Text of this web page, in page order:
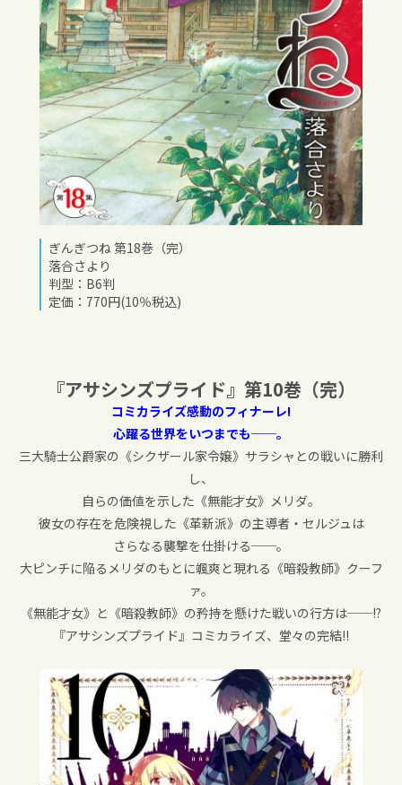
ぎんぎつね 第18巻（完）
落合さより
判型：B6判
定価：770円(10％税込)
『アサシンズプライド』第10巻（完）
コミカライズ感動のフィナーレ!
心躍る世界をいつまでも──。
三大騎士公爵家の《シクザール家令嬢》サラシャとの戦いに勝利
し、
自らの価値を示した《無能才女》メリダ。
彼女の存在を危険視した《革新派》の主導者・セルジュは
さらなる襲撃を仕掛ける──。
大ピンチに陥るメリダのもとに颯爽と現れる《暗殺教師》クーフ
ァ。
《無能才女》と《暗殺教師》の矜持を懸けた戦いの行方は──!?
『アサシンズプライド』コミカライズ、堂々の完結!!